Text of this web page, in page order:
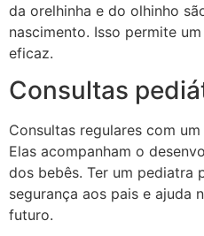
da orelhinha e do olhinho
nascimento. Isso permite
eficaz.
Consultas
Consultas regulares com
Elas acompanham o
dos bebês. Ter um pediatra
segurança aos pais e ajuda
futuro.